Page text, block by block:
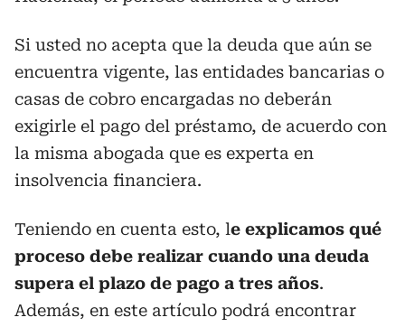
Si usted no acepta que la deuda que aún se
encuentra vigente, las entidades bancarias o
casas de cobro encargadas no deberán
exigirle el pago del préstamo, de acuerdo con
la misma abogada que es experta en
insolvencia financiera.
Teniendo en cuenta esto, le explicamos qué
proceso debe realizar cuando una deuda
supera el plazo de pago a tres años.
Además, en este artículo podrá encontrar